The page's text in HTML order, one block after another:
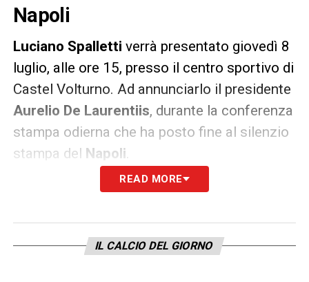
Napoli
Luciano Spalletti verrà presentato giovedì 8
luglio, alle ore 15, presso il centro sportivo di
Castel Volturno. Ad annunciarlo il presidente
Aurelio De Laurentiis, durante la conferenza
stampa odierna che ha posto fine al silenzio
stampa del Napoli
LA PLAYLIST DELLE NOSTRE TOP NEWS
READ MORE
IL CALCIO DEL GIORNO